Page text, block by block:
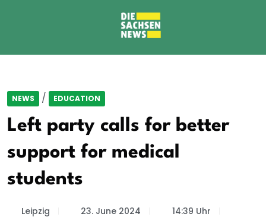
NEWS / EDUCATION
Left party calls for better
support for medical
students
Leipzig 23. June 2024 14:39 Uhr